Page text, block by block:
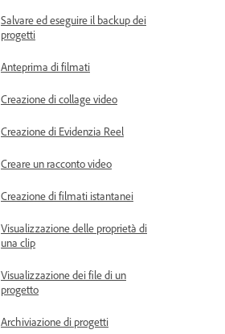
Salvare ed eseguire il backup dei
progetti
Anteprima di filmati
Creazione di collage video
Creazione di Evidenzia Reel
Creare un racconto video
Creazione di filmati istantanei
Visualizzazione delle proprietà di
una clip
Visualizzazione dei file di un
progetto
Archiviazione di progetti